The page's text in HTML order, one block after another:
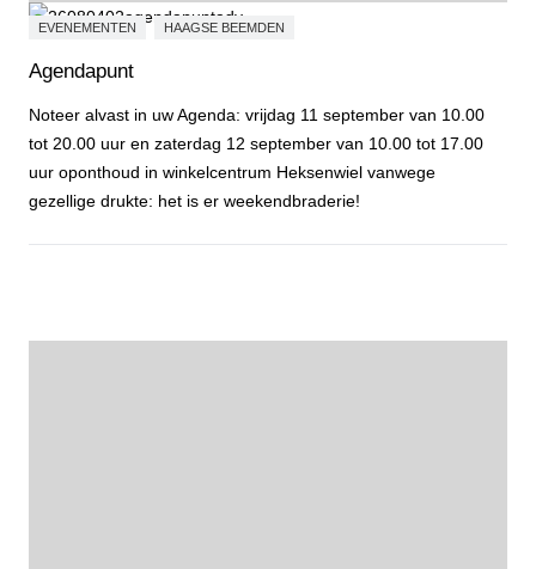
EVENEMENTEN HAAGSE BEEMDEN
Agendapunt
Noteer alvast in uw Agenda: vrijdag 11 september van 10.00
tot 20.00 uur en zaterdag 12 september van 10.00 tot 17.00
uur oponthoud in winkelcentrum Heksenwiel vanwege
gezellige drukte: het is er weekendbraderie!